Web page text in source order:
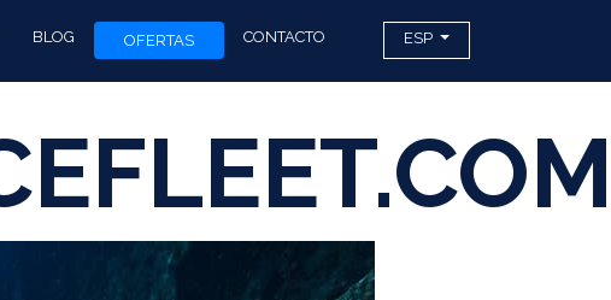
BLOG OFERTAS CONTACTO ESP